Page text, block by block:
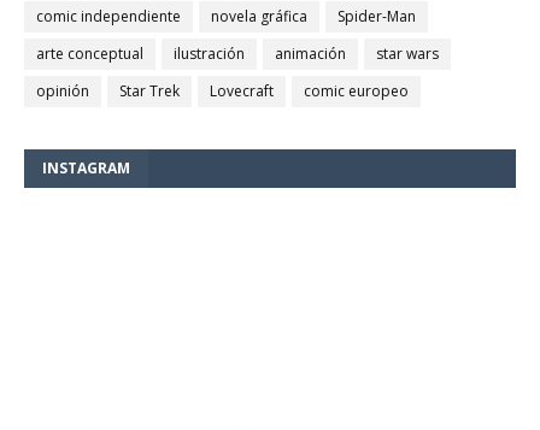
comic independiente
novela gráfica
Spider-Man
arte conceptual
ilustración animación
star wars
opinión
Star Trek Lovecraft comic europeo
INSTAGRAM